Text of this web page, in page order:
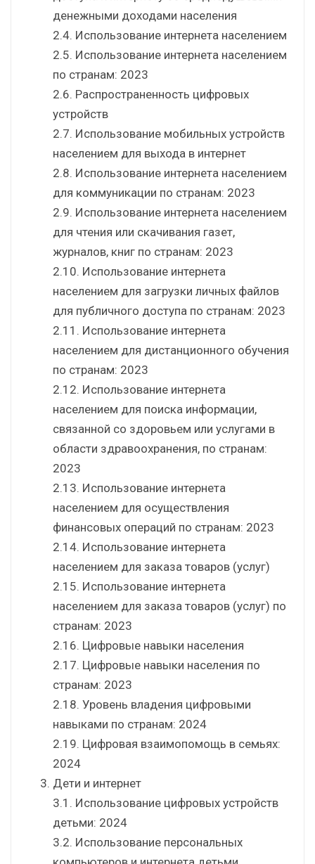
денежными доходами населения
2.4. Использование интернета населением
2.5. Использование интернета населением
по странам: 2023
2.6. Распространенность цифровых
устройств
2.7. Использование мобильных устройств
населением для выхода в интернет
2.8. Использование интернета населением
для коммуникации по странам: 2023
2.9. Использование интернета населением
для чтения или скачивания газет,
журналов, книг по странам: 2023
2.10. Использование интернета
населением для загрузки личных файлов
для публичного доступа по странам: 2023
2.11. Использование интернета
населением для дистанционного обучения
по странам: 2023
2.12. Использование интернета
населением для поиска информации,
связанной со здоровьем или услугами в
области здравоохранения, по странам:
2023
2.13. Использование интернета
населением для осуществления
финансовых операций по странам: 2023
2.14. Использование интернета
населением для заказа товаров (услуг)
2.15. Использование интернета
населением для заказа товаров (услуг) по
странам: 2023
2.16. Цифровые навыки населения
2.17. Цифровые навыки населения по
странам: 2023
2.18. Уровень владения цифровыми
навыками по странам: 2024
2.19. Цифровая взаимопомощь в семьях:
2024
Дети и интернет
3.1. Использование цифровых устройств
детьми: 2024
3.2. Использование персональных